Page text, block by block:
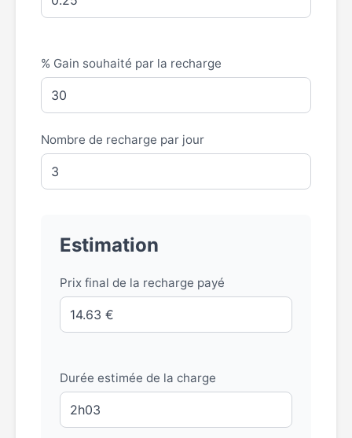
% Gain souhaité par la recharge
Nombre de recharge par jour
Estimation
Prix final de la recharge payé
Durée estimée de la charge